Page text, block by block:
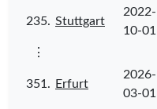
235. Stuttgart
2022-
10-01
⋮
351. Erfurt
2026-
03-01